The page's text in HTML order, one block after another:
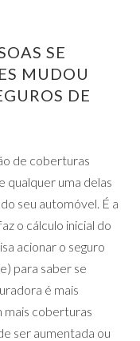
SE
MUDOU
DE
de coberturas
qualquer uma delas
seu automóvel. É a
o cálculo inicial do
acionar o seguro
para saber se
é mais
mais coberturas
ser aumentada ou